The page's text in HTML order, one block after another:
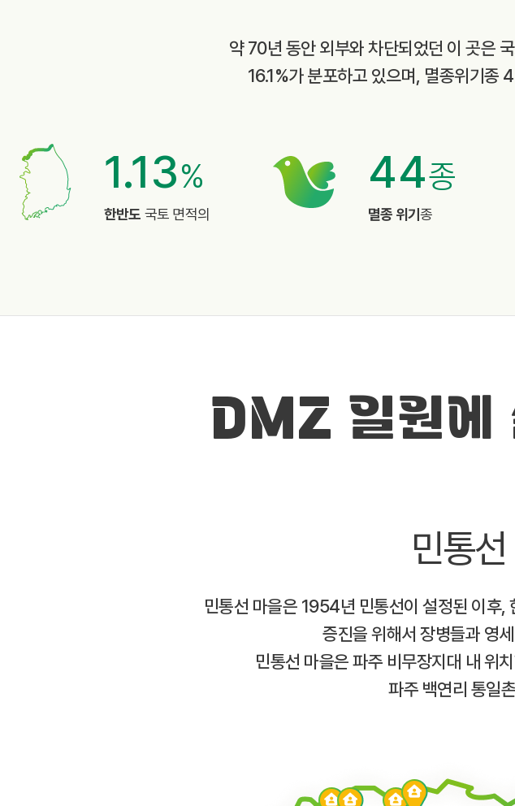
약 70년 동안 외부와 차단되었던 이 곳은
16.1%가 분포하고 있으며, 멸종위기종
1.13%
한반도 국토 면적의
44종
멸종 위기 종
DMZ 일원에
민통
민통선 마을은 1954년 민통선이 설정된 이후,
증진을 위해서 장병들과 영
민통선 마을은 파주 비무장지대 내 위
파주 백연리 통일